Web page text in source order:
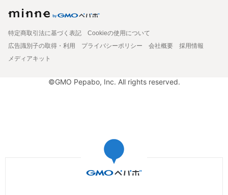
特定商取引法に基づく表記
Cookieの使用について
広告識別子の取得・利用
プライバシーポリシー 会社概要
採用情報
メディアキット
©GMO Pepabo, Inc. All rights reserved.